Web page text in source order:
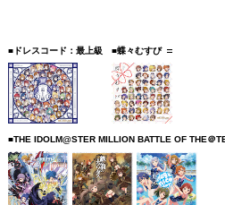
■ドレスコード：最上級 ■蝶々むすび
■THE IDOLM@STER MILLION BATTLE OF THE＠